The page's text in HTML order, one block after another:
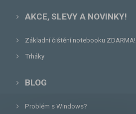
AKCE, SLEVY A NOVINKY!
Základní čištění notebooku ZDARMA!
Trháky
BLOG
Problém s Windows?